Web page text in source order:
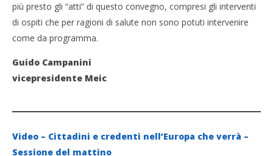
più presto gli “atti” di questo convegno, compresi gli interventi
di ospiti che per ragioni di salute non sono potuti intervenire
come da programma.
Guido Campanini
vicepresidente Meic
Video – Cittadini e credenti nell’Europa che verrà –
Sessione del mattino